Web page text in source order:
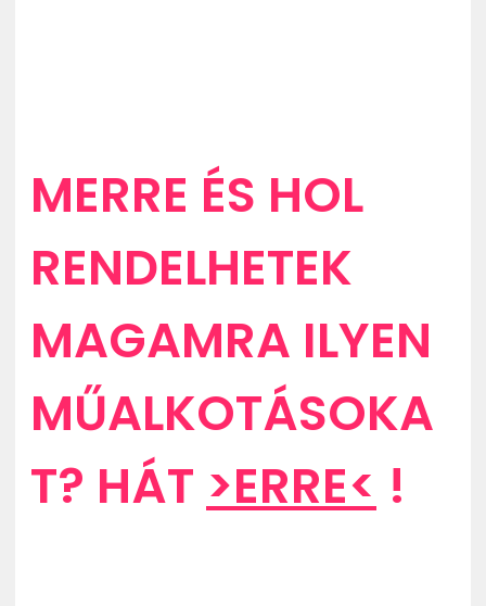
MERRE ÉS HOL
RENDELHETEK
MAGAMRA ILYEN
MŰALKOTÁSOKA
T? HÁT >ERRE< !